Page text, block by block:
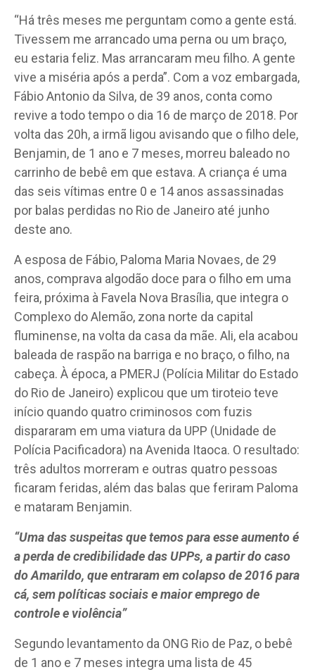
“Há três meses me perguntam como a gente está.
Tivessem me arrancado uma perna ou um braço,
eu estaria feliz. Mas arrancaram meu filho. A gente
vive a miséria após a perda”. Com a voz embargada,
Fábio Antonio da Silva, de 39 anos, conta como
revive a todo tempo o dia 16 de março de 2018. Por
volta das 20h, a irmã ligou avisando que o filho dele,
Benjamin, de 1 ano e 7 meses, morreu baleado no
carrinho de bebê em que estava. A criança é uma
das seis vítimas entre 0 e 14 anos assassinadas
por balas perdidas no Rio de Janeiro até junho
deste ano.
A esposa de Fábio, Paloma Maria Novaes, de 29
anos, comprava algodão doce para o filho em uma
feira, próxima à Favela Nova Brasília, que integra o
Complexo do Alemão, zona norte da capital
fluminense, na volta da casa da mãe. Ali, ela acabou
baleada de raspão na barriga e no braço, o filho, na
cabeça. À época, a PMERJ (Polícia Militar do Estado
do Rio de Janeiro) explicou que um tiroteio teve
início quando quatro criminosos com fuzis
dispararam em uma viatura da UPP (Unidade de
Polícia Pacificadora) na Avenida Itaoca. O resultado:
três adultos morreram e outras quatro pessoas
ficaram feridas, além das balas que feriram Paloma
e mataram Benjamin.
“Uma das suspeitas que temos para esse aumento é
a perda de credibilidade das UPPs, a partir do caso
do Amarildo, que entraram em colapso de 2016 para
cá, sem políticas sociais e maior emprego de
controle e violência”
Segundo levantamento da ONG Rio de Paz, o bebê
de 1 ano e 7 meses integra uma lista de 45